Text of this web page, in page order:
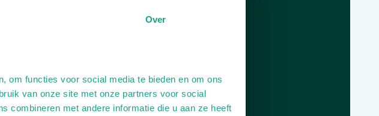
Over
om functies voor social media te bieden en om ons
van onze site met onze partners voor social
combineren met andere informatie die u aan ze heeft
Plan je route